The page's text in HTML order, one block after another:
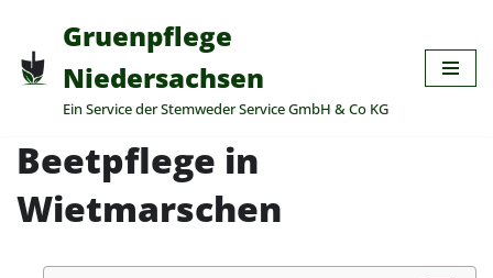
Zum
Inhalt
springen
Gruenpflege
Niedersachsen
Ein Service der Stemweder Service GmbH & Co KG
Beetpflege in
Wietmarschen